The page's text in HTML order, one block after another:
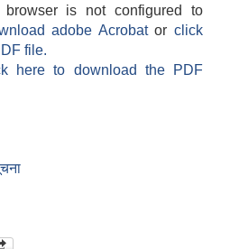
is not configured to
adobe Acrobatorclick
file.
here to download the PDF